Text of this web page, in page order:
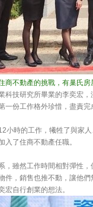
商不動產的挑戰，有巢氏房
科技研究所畢業的李奕宏
一份工作格外珍惜，盡責
小時的工作，犧牲了與家
入了住商不動產任職。
，雖然工作時間相對彈性
件，銷售也推不動，讓他
宏自行創業的想法。